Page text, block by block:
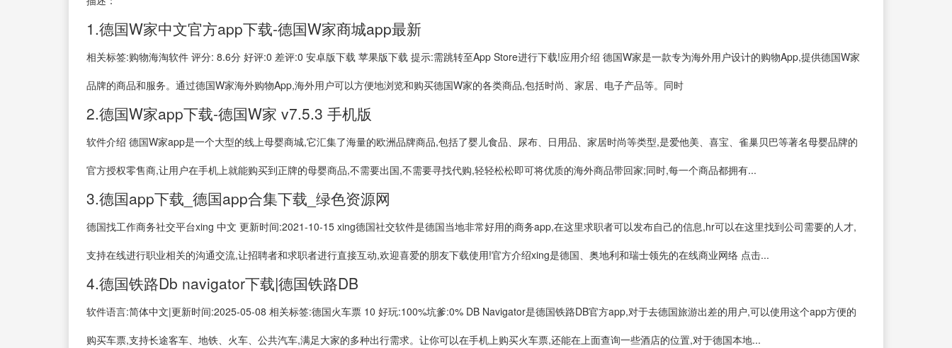
1.德国W家中文官方app下载-德国W家商城app最新
相关标签:购物海淘软件 评分: 8.6分 好评:0 差评:0 安卓版下载 苹果版下载 提示:需跳转至App Store进行下载!应用介绍 德国W家是一款专为海外用户设计的购物App,提供德国W家
品牌的商品和服务。通过德国W家海外购物App,海外用户可以方便地浏览和购买德国W家的各类商品,包括时尚、家居、电子产品等。同时
2.德国W家app下载-德国W家 v7.5.3 手机版
软件介绍 德国W家app是一个大型的线上母婴商城,它汇集了海量的欧洲品牌商品,包括了婴儿食品、尿布、日用品、家居时尚等类型,是爱他美、喜宝、雀巢贝巴等著名母婴品牌的
官方授权零售商,让用户在手机上就能购买到正牌的母婴商品,不需要出国,不需要寻找代购,轻轻松松即可将优质的海外商品带回家;同时,每一个商品都拥有...
3.德国app下载_德国app合集下载_绿色资源网
德国找工作商务社交平台xing 中文 更新时间:2021-10-15 xing德国社交软件是德国当地非常好用的商务app,在这里求职者可以发布自己的信息,hr可以在这里找到公司需要的人才,
支持在线进行职业相关的沟通交流,让招聘者和求职者进行直接互动,欢迎喜爱的朋友下载使用!官方介绍xing是德国、奥地利和瑞士领先的在线商业网络 点击...
4.德国铁路Db navigator下载|德国铁路DB
软件语言:简体中文|更新时间:2025-05-08 相关标签:德国火车票 10 好玩:100%坑爹:0% DB Navigator是德国铁路DB官方app,对于去德国旅游出差的用户,可以使用这个app方便的
购买车票,支持长途客车、地铁、火车、公共汽车,满足大家的多种出行需求。让你可以在手机上购买火车票,还能在上面查询一些酒店的位置,对于德国本地...